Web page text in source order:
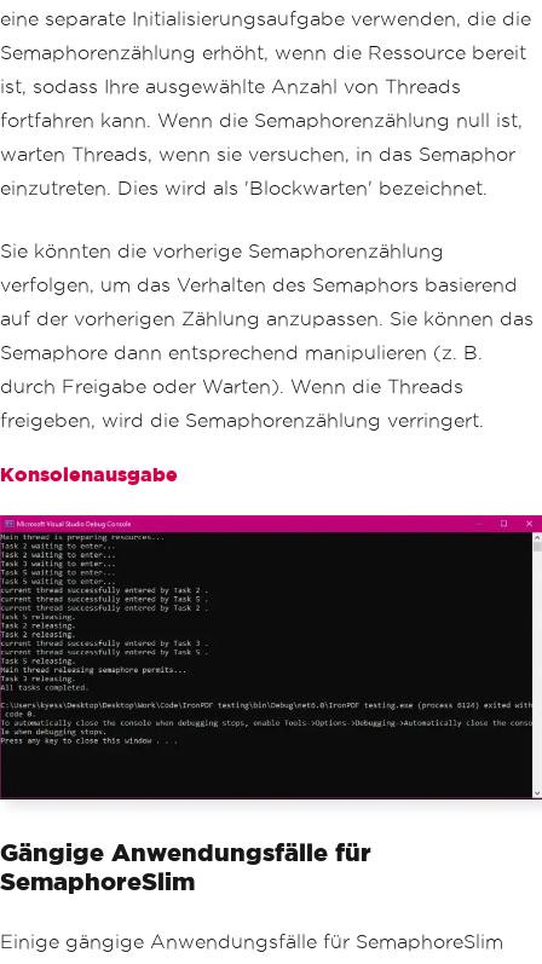
        _semaphore
.Release(2);
// Rel
eases 2 permits, allowing up to 2 task
s to proceed.
// Wait for all tasks to compl
await
Task. WhenAll(tasks);
Console .WriteLine( "All tasks c
static async Task AccessResource
i
nt id)
{
Console
WriteLine
"Task {id}
waiting to enter..." );
await _semaphore.WaitAsync ();
Console
{id}.");
Simulate work.
}
{
{id} releasing."
            _semaphore
.Release();
eine separate Initialisierungsaufgabe verwenden, die die
Semaphorenzählung erhöht, wenn die Ressource bereit
ist, sodass Ihre ausgewählte Anzahl von Threads
fortfahren kann. Wenn die Semaphorenzählung null ist,
warten Threads, wenn sie versuchen, in das Semaphor
einzutreten. Dies wird als 'Blockwarten' bezeichnet.
Sie könnten die vorherige Semaphorenzählung
verfolgen, um das Verhalten des Semaphors basierend
auf der vorherigen Zählung anzupassen. Sie können das
Semaphore dann entsprechend manipulieren (z. B.
durch Freigabe oder Warten). Wenn die Threads
freigeben, wird die Semaphorenzählung verringert.
Konsolenausgabe
Gängige Anwendungsfälle für
SemaphoreSlim
Einige gängige Anwendungsfälle für SemaphoreSlim